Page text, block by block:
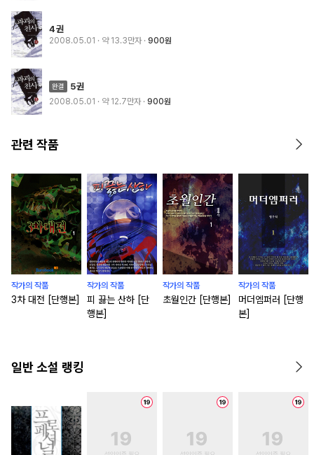
4권
2008.05.01 · 약 13.3만자 900원
5권
2008.05.01 · 약 12.7만자 900원
관련 작품
작가의 작품
3차 대전 [단행본]
작가의 작품
피 끓는 산하 [단
행본]
작가의 작품
초월인간 [단행본]
작가의 작품
머더엠퍼러 [단행
본]
일반 소설 랭킹